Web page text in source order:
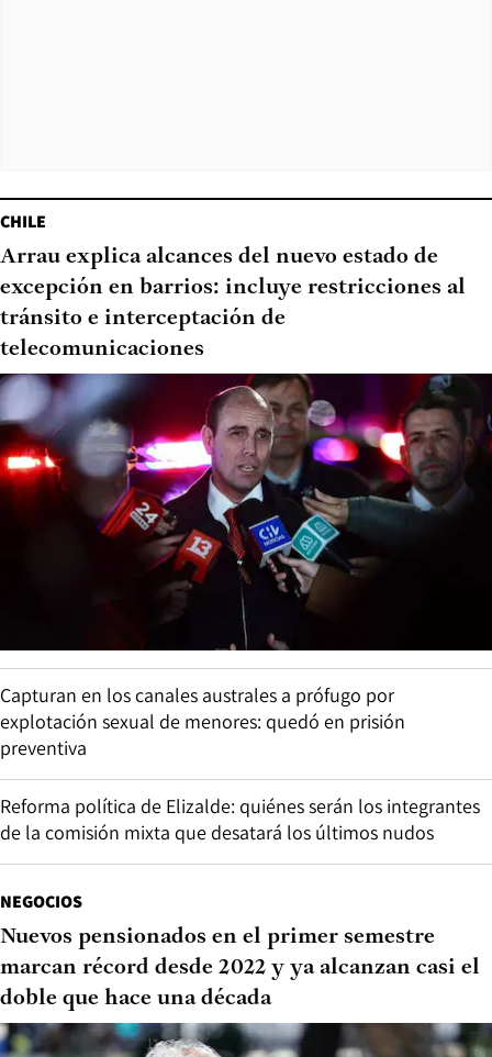
CHILE
Arrau explica alcances del nuevo estado de
excepción en barrios: incluye restricciones al
tránsito e interceptación de
telecomunicaciones
Capturan en los canales australes a prófugo por
explotación sexual de menores: quedó en prisión
preventiva
Reforma política de Elizalde: quiénes serán los integrantes
de la comisión mixta que desatará los últimos nudos
NEGOCIOS
Nuevos pensionados en el primer semestre
marcan récord desde 2022 y ya alcanzan casi el
doble que hace una década